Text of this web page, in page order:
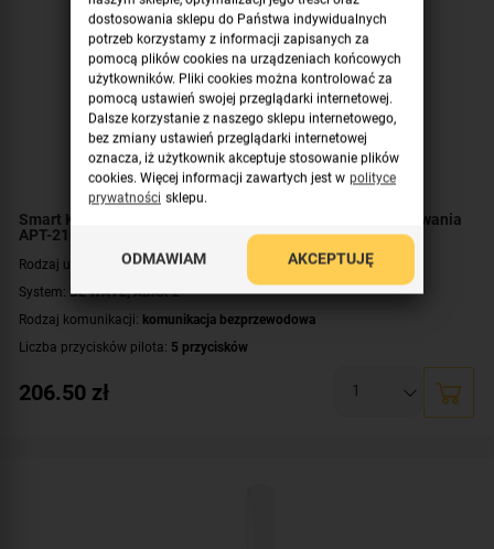
Smart Keyfob SATEL Dwukierunkowy pilot zdalnego sterowania
APT-210
Rodzaj urządzenia:pilot zdalnego sterowania
System: BE WAVE,ABAX 2
Rodzaj komunikacji: komunikacja bezprzewodowa
Liczba przycisków pilota: 5 przycisków
206.50 zł
dostosowania sklepu do Państwa indywidualnych
potrzeb korzystamy z informacji zapisanych za
pomocą plików cookies na urządzeniach końcowych
użytkowników. Pliki cookies można kontrolować za
pomocą ustawień swojej przeglądarki internetowej.
Dalsze korzystanie z naszego sklepu internetowego,
bez zmiany ustawień przeglądarki internetowej
oznacza, iż użytkownik akceptuje stosowanie plików
cookies. Więcej informacji zawartych jest w polityce
prywatności sklepu.
ODMAWIAM AKCEPTUJĘ